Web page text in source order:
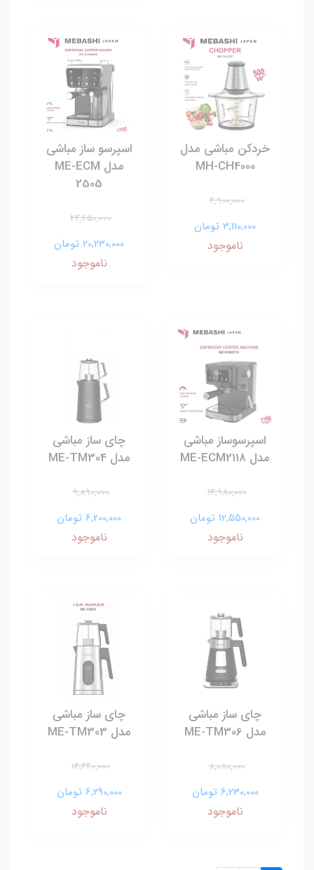
خردکن مباشی مدل
MH-CH4000
4,900,000
3,110,000 تومان
ناموجود
اسپرسو ساز مباشی
مدل ME-ECM
2505
24,650,000
20,230,000 تومان
ناموجود
اسپرسوساز مباشی
مدل ME-ECM2118
14,980,000
12,550,000 تومان
ناموجود
چای ساز مباشی
مدل ME-TM304
9,890,000
6,200,000 تومان
ناموجود
چای ساز مباشی
مدل ME-TM306
8,080,000
6,230,000 تومان
ناموجود
چای ساز مباشی
مدل ME-TM303
14,440,000
6,290,000 تومان
ناموجود